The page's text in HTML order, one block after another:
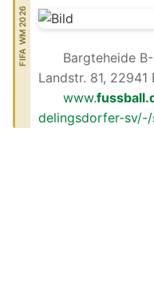
FIFA WM 2026
Bargteheide
Landstr. 81, 22941
www.
delingsdorfer-